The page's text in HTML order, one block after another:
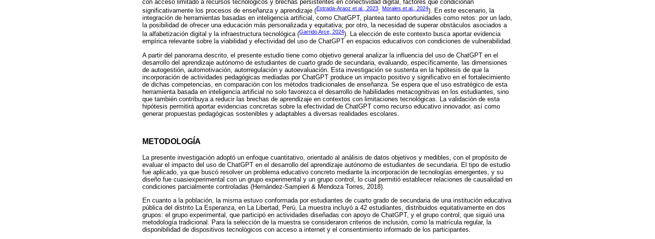
con acceso limitado a recursos tecnológicos y brechas persistentes en conectividad digital, factores que condicionan
significativamente los procesos de enseñanza y aprendizaje (Estrada-Araoz et al., 2023; Morales et al., 2024). En este escenario, la
integración de herramientas basadas en inteligencia artificial, como ChatGPT, plantea tanto oportunidades como retos: por un lado,
la posibilidad de ofrecer una educación más personalizada y equitativa; por otro, la necesidad de superar obstáculos asociados a
la alfabetización digital y la infraestructura tecnológica (Garrido Arce, 2024). La elección de este contexto busca aportar evidencia
empírica relevante sobre la viabilidad y efectividad del uso de ChatGPT en espacios educativos con condiciones de vulnerabilidad.
A partir del panorama descrito, el presente estudio tiene como objetivo general analizar la influencia del uso de ChatGPT en el
desarrollo del aprendizaje autónomo de estudiantes de cuarto grado de secundaria, evaluando, específicamente, las dimensiones
de autogestión, automotivación, autorregulación y autoevaluación. Esta investigación se sustenta en la hipótesis de que la
incorporación de actividades pedagógicas mediadas por ChatGPT produce un impacto positivo y significativo en el fortalecimiento
de dichas competencias, en comparación con los métodos tradicionales de enseñanza. Se espera que el uso estratégico de esta
herramienta basada en inteligencia artificial no solo favorezca el desarrollo de habilidades metacognitivas en los estudiantes, sino
que también contribuya a reducir las brechas de aprendizaje en contextos con limitaciones tecnológicas. La validación de esta
hipótesis permitirá aportar evidencias concretas sobre la efectividad de ChatGPT como recurso educativo innovador, así como
generar propuestas pedagógicas sostenibles y adaptables a diversas realidades escolares.
METODOLOGÍA
La presente investigación adoptó un enfoque cuantitativo, orientado al análisis de datos objetivos y medibles, con el propósito de
evaluar el impacto del uso de ChatGPT en el desarrollo del aprendizaje autónomo de estudiantes de secundaria. El tipo de estudio
fue aplicado, ya que buscó resolver un problema educativo concreto mediante la incorporación de tecnologías emergentes, y su
diseño fue cuasiexperimental con un grupo experimental y un grupo control, lo cual permitió establecer relaciones de causalidad en
condiciones parcialmente controladas (Hernández-Sampieri & Mendoza Torres, 2018).
En cuanto a la población, la misma estuvo conformada por estudiantes de cuarto grado de secundaria de una institución educativa
pública del distrito La Esperanza, en La Libertad, Perú. La muestra incluyó a 42 estudiantes, distribuidos equitativamente en dos
grupos: el grupo experimental, que participó en actividades diseñadas con apoyo de ChatGPT, y el grupo control, que siguió una
metodología tradicional. Para la selección de la muestra se consideraron criterios de inclusión, como la matrícula regular, la
disponibilidad de dispositivos tecnológicos con acceso a internet y el consentimiento informado de los participantes.